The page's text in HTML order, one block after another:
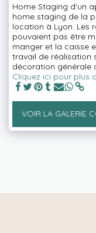
Home Staging d'un
home staging de la
location à Lyon. Les
pouvaient pas être
manger et la caisse
travail de réalisation
décoration générale
Cliquez ici pour plus
VOIR LA GALERIE